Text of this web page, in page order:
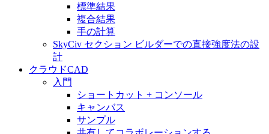
標準結果
複合結果
手の計算
SkyCiv セクション ビルダーでの直接強度法の設
計
クラウドCAD
入門
ショートカット + コンソール
キャンバス
サンプル